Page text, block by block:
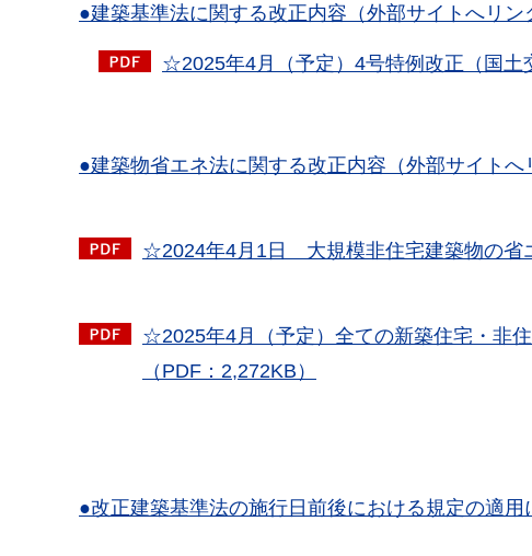
●建築基準法に関する改正内容（外部サイトへリン
☆2025年4月（予定）4号特例改正（国土
●建築物省エネ法に関する改正内容（外部サイトへ
☆2024年4月1日 大規模非住宅建築物の省
☆2025年4月（予定）全ての新築住宅・非
（PDF：2,272KB）
●改正建築基準法の施行日前後における規定の適用